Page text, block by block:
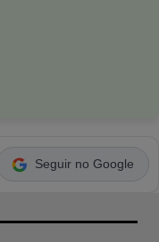
Seguir no Google